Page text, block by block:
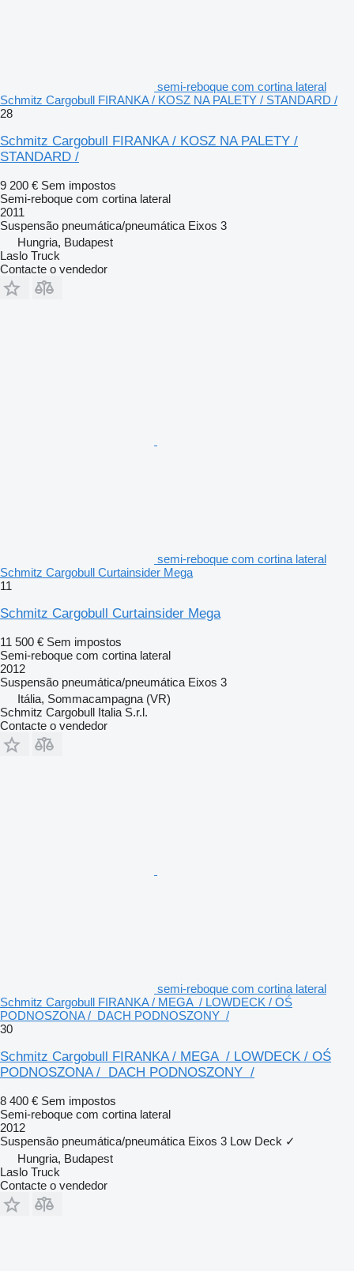
semi-reboque com cortina lateral
Schmitz Cargobull FIRANKA / KOSZ NA PALETY / STANDARD /
28
Schmitz Cargobull FIRANKA / KOSZ NA PALETY /
STANDARD /
9 200 € Sem impostos
Semi-reboque com cortina lateral
2011
Suspensão pneumática/pneumática Eixos 3
Hungria, Budapest
Laslo Truck
Contacte o vendedor
semi-reboque com cortina lateral
Schmitz Cargobull Curtainsider Mega
11
Schmitz Cargobull Curtainsider Mega
11 500 € Sem impostos
Semi-reboque com cortina lateral
2012
Suspensão pneumática/pneumática Eixos 3
Itália, Sommacampagna (VR)
Schmitz Cargobull Italia S.r.l.
Contacte o vendedor
semi-reboque com cortina lateral
Schmitz Cargobull FIRANKA / MEGA / LOWDECK / OŚ
PODNOSZONA / DACH PODNOSZONY /
30
Schmitz Cargobull FIRANKA / MEGA / LOWDECK / OŚ
PODNOSZONA / DACH PODNOSZONY /
8 400 € Sem impostos
Semi-reboque com cortina lateral
2012
Suspensão pneumática/pneumática Eixos 3 Low Deck ✓
Hungria, Budapest
Laslo Truck
Contacte o vendedor